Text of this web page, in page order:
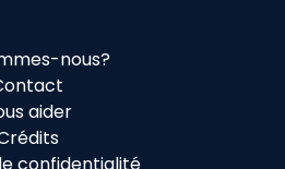
nous?
aider
confidentialité